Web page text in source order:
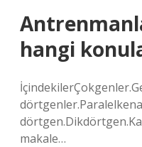
hangi
makale…